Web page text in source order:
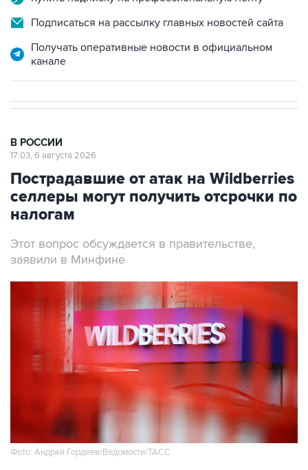
Подписаться на рассылку главных новостей сайта
Получать оперативные новости в официальном
канале
В РОССИИ
17:03, 6 августа 2026
Пострадавшие от атак на Wildberries
селлеры могут получить отсрочки по
налогам
Этот вопрос обсуждается в правительстве,
заявили в Минфине
Фото: Андрей Гордеев/Ведомости/ТАСС